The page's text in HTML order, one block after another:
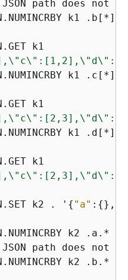
k1 .b[*]
k1 .c[*]
k1 .d[*]
k2 . ' { "a" : {},
k2 .a.*
k2 .b.*